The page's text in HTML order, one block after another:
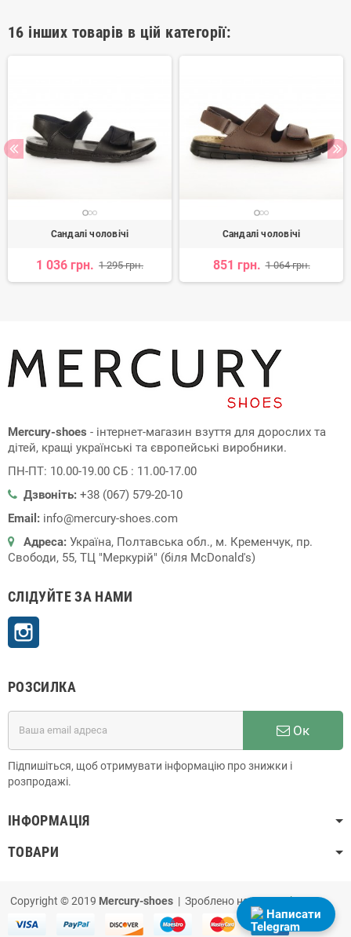
16 інших товарів в цій категорії:
Сандалі чоловічі
1 036 грн. 1 295 грн.
Сандалі чоловічі
851 грн. 1 064 грн.
Mercury-shoes - інтернет-магазин взуття для дорослих та
дітей, кращі українські та європейські виробники.
ПН-ПТ: 10.00-19.00 СБ : 11.00-17.00
Дзвоніть: +38 (067) 579-20-10
Email: info@mercury-shoes.com
Адреса: Україна, Полтавська обл., м. Кременчук, пр.
Свободи, 55, ТЦ "Меркурій" (біля McDonald's)
СЛІДУЙТЕ ЗА НАМИ
РОЗСИЛКА
Ок
Підпишіться, щоб отримувати інформацію про знижки і
розпродажі.
ІНФОРМАЦІЯ
ТОВАРИ
Copyright © 2019 Mercury-shoes | Зроблено наPrestaShop
Написати